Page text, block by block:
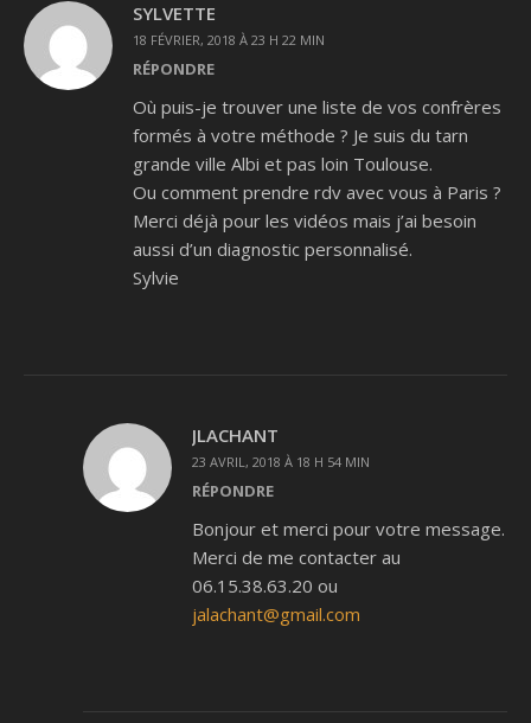
SYLVETTE
18 FÉVRIER, 2018 À 23 H 22 MIN
RÉPONDRE
Où puis-je trouver une liste de vos confrères
formés à votre méthode ? Je suis du tarn
grande ville Albi et pas loin Toulouse.
Ou comment prendre rdv avec vous à Paris ?
Merci déjà pour les vidéos mais j’ai besoin
aussi d’un diagnostic personnalisé.
Sylvie
JLACHANT
23 AVRIL, 2018 À 18 H 54 MIN
RÉPONDRE
Bonjour et merci pour votre message.
Merci de me contacter au
06.15.38.63.20 ou
jalachant@gmail.com